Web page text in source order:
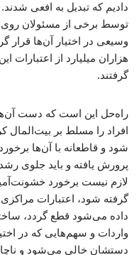
دادیم که تبدیل به افعی
توسط برخی از مسئولان روی
وسیعی در اختیار آن‌ها قرار
هزاران میلیارد از اعتبارات
گرفتند.
راه‌حل این است که دست آن‌ها
افراد را مسلط بر بیت‌المال
شود و قاطعانه با آن‌ها
پرورش یافته و باید جلوی
لازم نیست برخورد
گرفته شود، اعتبارات
داده می‌شود قطع گردد،
واردات و سهم‌هایی که در
دستشان خالی می‌شود و